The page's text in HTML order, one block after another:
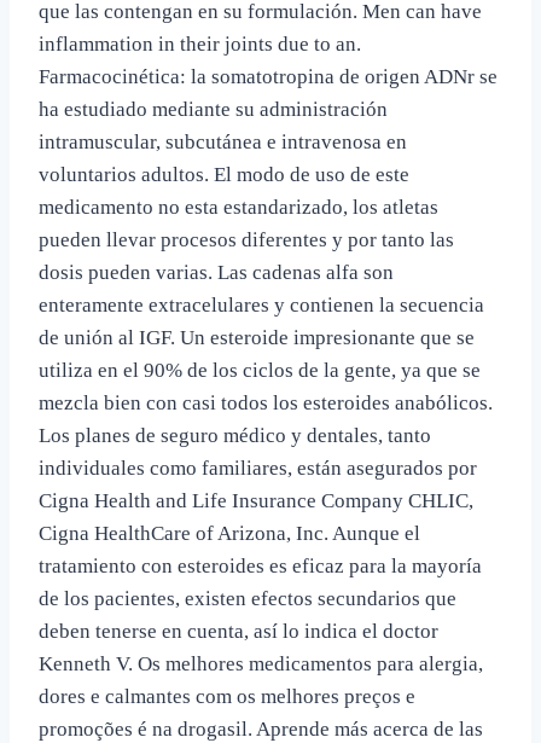
que las contengan en su formulación. Men can have
inflammation in their joints due to an.
Farmacocinética: la somatotropina de origen ADNr se
ha estudiado mediante su administración
intramuscular, subcutánea e intravenosa en
voluntarios adultos. El modo de uso de este
medicamento no esta estandarizado, los atletas
pueden llevar procesos diferentes y por tanto las
dosis pueden varias. Las cadenas alfa son
enteramente extracelulares y contienen la secuencia
de unión al IGF. Un esteroide impresionante que se
utiliza en el 90% de los ciclos de la gente, ya que se
mezcla bien con casi todos los esteroides anabólicos.
Los planes de seguro médico y dentales, tanto
individuales como familiares, están asegurados por
Cigna Health and Life Insurance Company CHLIC,
Cigna HealthCare of Arizona, Inc. Aunque el
tratamiento con esteroides es eficaz para la mayoría
de los pacientes, existen efectos secundarios que
deben tenerse en cuenta, así lo indica el doctor
Kenneth V. Os melhores medicamentos para alergia,
dores e calmantes com os melhores preços e
promoções é na drogasil. Aprende más acerca de las